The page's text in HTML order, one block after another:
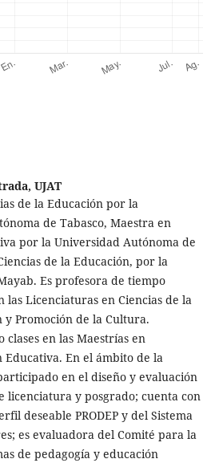
UJAT
de la Educación por la
de Tabasco, Maestra en
por la Universidad Autónoma de
de la Educación, por la
Es profesora de tiempo
las Licenciaturas en Ciencias de la
y Promoción de la Cultura.
en las Maestrías en
Educativa. En el ámbito de la
en el diseño y evaluación
licenciatura y posgrado; cuenta con
deseable PRODEP y del Sistema
es evaluadora del Comité para la
de pedagogía y educación